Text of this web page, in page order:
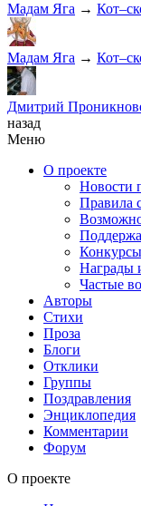
Мадам Яга →
Мадам Яга →
Дмитрий
назад
Меню
О проекте
Новости
Правила
Конкурсы
Награды
Частые
Авторы
Стихи
Проза
Блоги
Отклики
Группы
Поздравления
Энциклопедия
Комментарии
Форум
О проекте